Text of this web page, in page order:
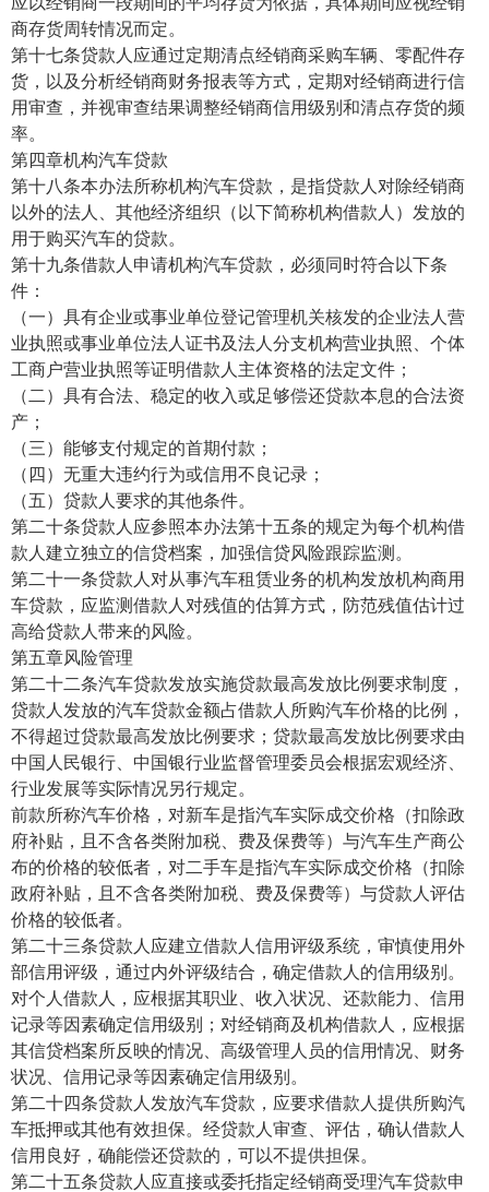
商存货周转情况而定。
第十七条贷款人应通过定期清点经销商采购车辆、零配件存
货，以及分析经销商财务报表等方式，定期对经销商进行信
用审查，并视审查结果调整经销商信用级别和清点存货的频
率。
第四章机构汽车贷款
第十八条本办法所称机构汽车贷款，是指贷款人对除经销商
以外的法人、其他经济组织（以下简称机构借款人）发放的
用于购买汽车的贷款。
第十九条借款人申请机构汽车贷款，必须同时符合以下条
件：
（一）具有企业或事业单位登记管理机关核发的企业法人营
业执照或事业单位法人证书及法人分支机构营业执照、个体
工商户营业执照等证明借款人主体资格的法定文件；
（二）具有合法、稳定的收入或足够偿还贷款本息的合法资
产；
（三）能够支付规定的首期付款；
（四）无重大违约行为或信用不良记录；
（五）贷款人要求的其他条件。
第二十条贷款人应参照本办法第十五条的规定为每个机构借
款人建立独立的信贷档案，加强信贷风险跟踪监测。
第二十一条贷款人对从事汽车租赁业务的机构发放机构商用
车贷款，应监测借款人对残值的估算方式，防范残值估计过
高给贷款人带来的风险。
第五章风险管理
第二十二条汽车贷款发放实施贷款最高发放比例要求制度，
贷款人发放的汽车贷款金额占借款人所购汽车价格的比例，
不得超过贷款最高发放比例要求；贷款最高发放比例要求由
中国人民银行、中国银行业监督管理委员会根据宏观经济、
行业发展等实际情况另行规定。
前款所称汽车价格，对新车是指汽车实际成交价格（扣除政
府补贴，且不含各类附加税、费及保费等）与汽车生产商公
布的价格的较低者，对二手车是指汽车实际成交价格（扣除
政府补贴，且不含各类附加税、费及保费等）与贷款人评估
价格的较低者。
第二十三条贷款人应建立借款人信用评级系统，审慎使用外
部信用评级，通过内外评级结合，确定借款人的信用级别。
对个人借款人，应根据其职业、收入状况、还款能力、信用
记录等因素确定信用级别；对经销商及机构借款人，应根据
其信贷档案所反映的情况、高级管理人员的信用情况、财务
状况、信用记录等因素确定信用级别。
第二十四条贷款人发放汽车贷款，应要求借款人提供所购汽
车抵押或其他有效担保。经贷款人审查、评估，确认借款人
信用良好，确能偿还贷款的，可以不提供担保。
第二十五条贷款人应直接或委托指定经销商受理汽车贷款申